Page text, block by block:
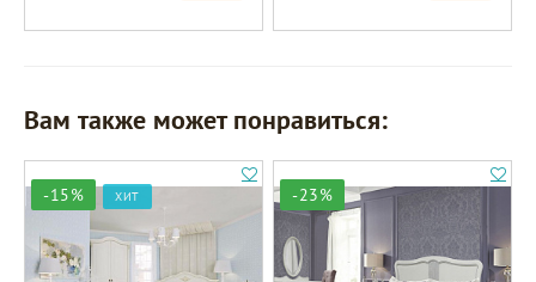
Вам также может понравиться:
-15% ХИТ -23%